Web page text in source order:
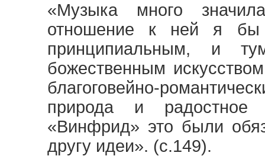
«Музыка много
отношение к ней я бы
принципиальным, и
божественным
благоговейно-
природа и
«Винфрид» это были
другу идеи». (с.149).